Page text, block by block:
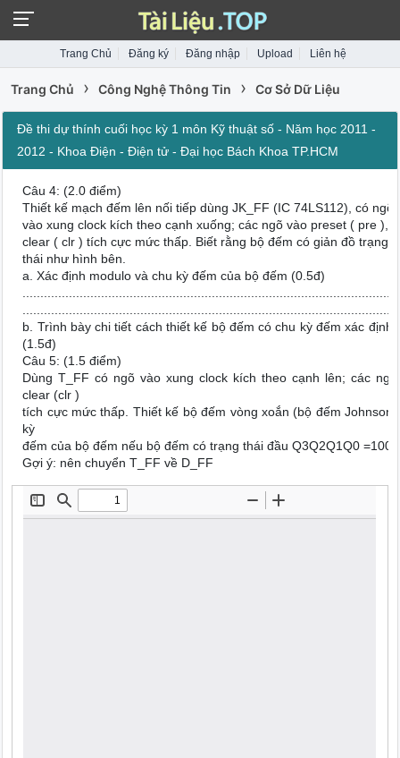
Trang Chủ Đăng ký Đăng nhập Upload Liên hệ
Trang Chủ › Công Nghệ Thông Tin › Cơ Sở Dữ Liệu
Đề thi dự thính cuối học kỳ 1 môn Kỹ thuật số - Năm học 2011 -
2012 - Khoa Điện - Điện tử - Đại học Bách Khoa TP.HCM
Câu 4: (2.0 điểm)
Thiết kế mạch đếm lên nối tiếp dùng JK_FF (IC 74LS112), có ngõ
vào xung clock kích theo cạnh xuống; các ngõ vào preset ( pre ),
clear ( clr ) tích cực mức thấp. Biết rằng bộ đếm có giản đồ trạng
thái như hình bên.
a. Xác định modulo và chu kỳ đếm của bộ đếm (0.5đ)
b. Trình bày chi tiết cách thiết kế bộ đếm có chu kỳ đếm xác định
(1.5đ)
Câu 5: (1.5 điểm)
Dùng T_FF có ngõ vào xung clock kích theo cạnh lên; các
clear (clr )
tích cực mức thấp. Thiết kế bộ đếm vòng xoắn (bộ đếm
kỳ
đếm của bộ đếm nếu bộ đếm có trạng thái đầu Q3Q2Q1Q0
Gợi ý: nên chuyển T_FF về D_FF